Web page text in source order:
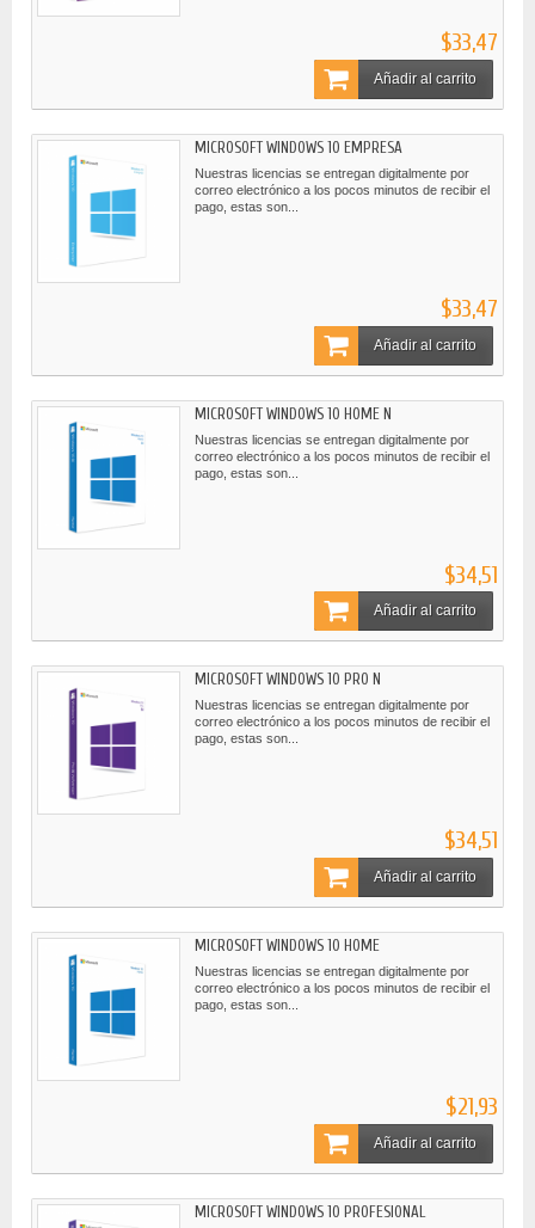
$33,47
Añadir al carrito
MICROSOFT WINDOWS 10 EMPRESA
Nuestras licencias se entregan digitalmente por
correo electrónico a los pocos minutos de recibir el
pago, estas son...
$33,47
Añadir al carrito
MICROSOFT WINDOWS 10 HOME N
Nuestras licencias se entregan digitalmente por
correo electrónico a los pocos minutos de recibir el
pago, estas son...
$34,51
Añadir al carrito
MICROSOFT WINDOWS 10 PRO N
Nuestras licencias se entregan digitalmente por
correo electrónico a los pocos minutos de recibir el
pago, estas son...
$34,51
Añadir al carrito
MICROSOFT WINDOWS 10 HOME
Nuestras licencias se entregan digitalmente por
correo electrónico a los pocos minutos de recibir el
pago, estas son...
$21,93
Añadir al carrito
MICROSOFT WINDOWS 10 PROFESIONAL